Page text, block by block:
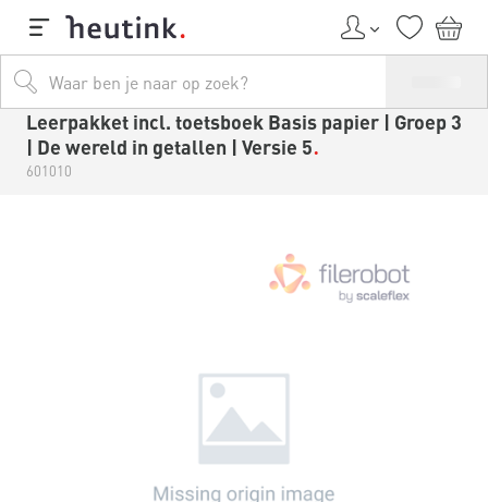
Leerpakket incl. toetsboek Basis papier | Groep 3
| De wereld in getallen | Versie 5
601010